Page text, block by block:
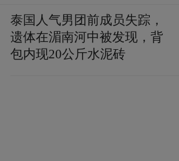
泰国人气男团前成员失踪，
遗体在湄南河中被发现，背
包内现20公斤水泥砖